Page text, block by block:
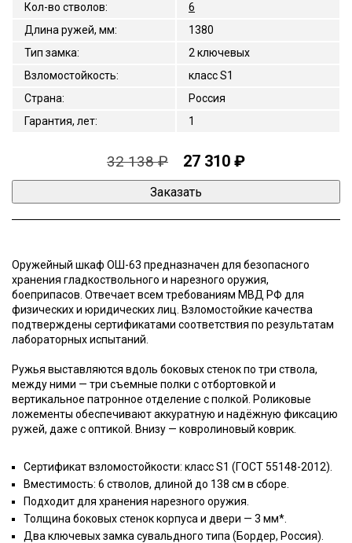
Кол-во стволов:
6
Длина ружей, мм:
1380
Тип замка:
2 ключевых
Взломостойкость:
класс S1
Страна:
Россия
Гарантия, лет: 1
32 138 ₽ 27 310 ₽
Оружейный шкаф ОШ-63 предназначен для безопасного
хранения гладкоствольного и нарезного оружия,
боеприпасов. Отвечает всем требованиям МВД РФ для
физических и юридических лиц. Взломостойкие качества
подтверждены сертификатами соответствия по результатам
лабораторных испытаний.
Ружья выставляются вдоль боковых стенок по три ствола,
между ними — три съемные полки с отбортовкой и
вертикальное патронное отделение с полкой. Роликовые
ложементы обеспечивают аккуратную и надёжную фиксацию
ружей, даже с оптикой. Внизу — ковролиновый коврик.
Сертификат взломостойкости: класс S1 (ГОСТ 55148-2012).
Вместимость: 6 стволов, длиной до 138 см в сборе.
Подходит для хранения нарезного оружия.
Толщина боковых стенок корпуса и двери — 3 мм*.
Два ключевых замка сувальдного типа (Бордер, Россия).